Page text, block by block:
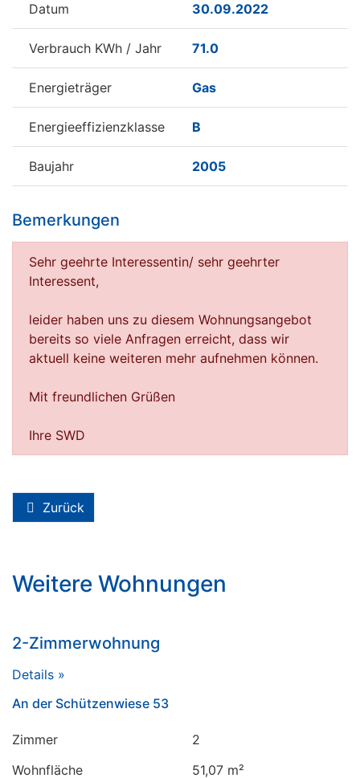
Datum 30.09.2022
Verbrauch KWh / Jahr 71.0
Energieträger Gas
Energieeffizienzklasse B
Baujahr 2005
Bemerkungen
Sehr geehrte Interessentin/ sehr geehrter
Interessent,
leider haben uns zu diesem Wohnungsangebot
bereits so viele Anfragen erreicht, dass wir
aktuell keine weiteren mehr aufnehmen können.
Mit freundlichen Grüßen
Ihre SWD
Zurück
Weitere Wohnungen
2-Zimmerwohnung
Details »
An der Schützenwiese 53
Zimmer
2
Wohnfläche
51,07 m²